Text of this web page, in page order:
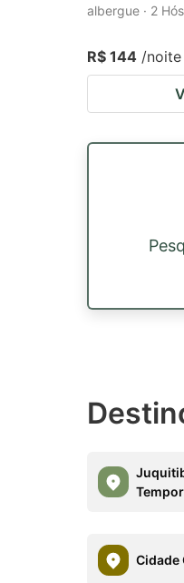
albergue · 2
R$ 144 /noite
Cidade